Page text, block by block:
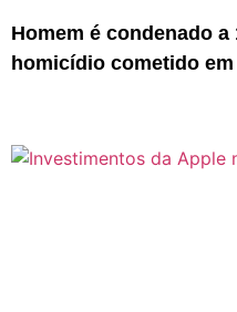
Homem é condenado
homicídio cometido em